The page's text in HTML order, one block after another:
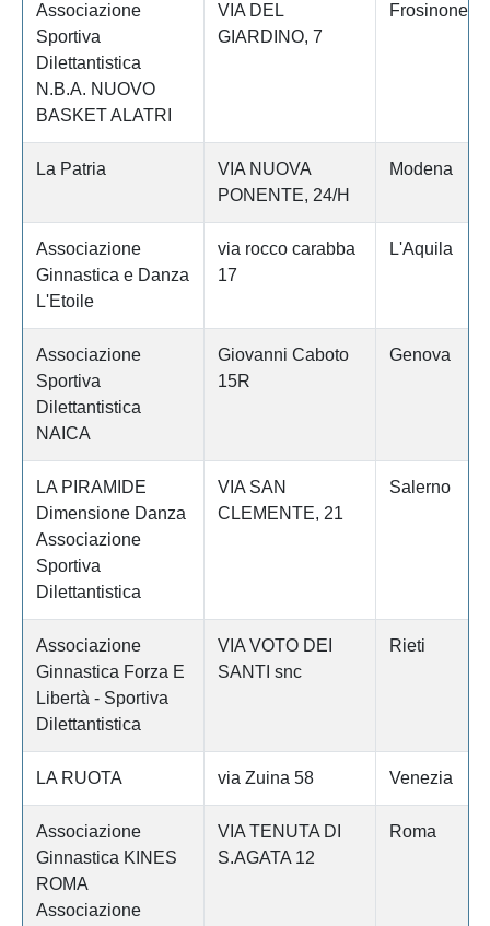
Associazione
Sportiva
Dilettantistica
N.B.A. NUOVO
BASKET ALATRI
VIA DEL
GIARDINO, 7
Frosinone
La Patria
VIA NUOVA
PONENTE, 24/H
Modena
Associazione
Ginnastica e Danza
L'Etoile
via rocco carabba
17
L'Aquila
Associazione
Sportiva
Dilettantistica
NAICA
Giovanni Caboto
15R
Genova
LA PIRAMIDE
Dimensione Danza
Associazione
Sportiva
Dilettantistica
VIA SAN
CLEMENTE, 21
Salerno
Associazione
Ginnastica Forza E
Libertà - Sportiva
Dilettantistica
VIA VOTO DEI
SANTI snc
Rieti
LA RUOTA via Zuina 58 Venezia
Associazione
Ginnastica KINES
ROMA
Associazione
VIA TENUTA DI
S.AGATA 12
Roma